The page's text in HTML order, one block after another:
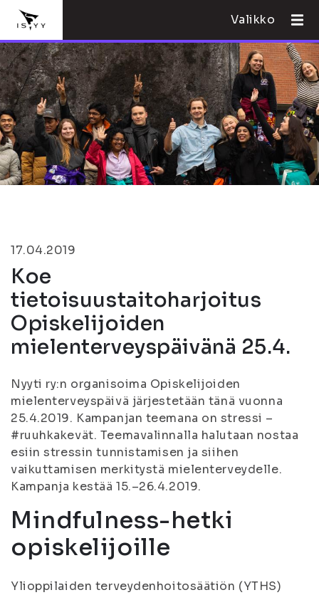
Valikko
17.04.2019
Koe
tietoisuustaitoharjoitus
Opiskelijoiden
mielenterveyspäivänä 25.4.
Nyyti ry:n organisoima Opiskelijoiden
mielenterveyspäivä järjestetään tänä vuonna
25.4.2019. Kampanjan teemana on stressi –
#ruuhkakevät. Teemavalinnalla halutaan nostaa
esiin stressin tunnistamisen ja siihen
vaikuttamisen merkitystä mielenterveydelle.
Kampanja kestää 15.–26.4.2019.
Mindfulness-hetki
opiskelijoille
Ylioppilaiden terveydenhoitosäätiön (YTHS)